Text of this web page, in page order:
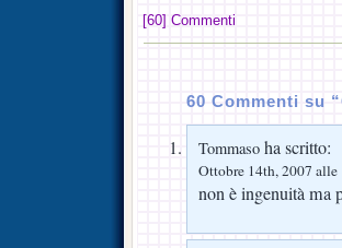
[60] Commenti
60 Commenti su
Tommaso ha scritto:
Ottobre 14th, 2007 alle
non è ingenuità ma